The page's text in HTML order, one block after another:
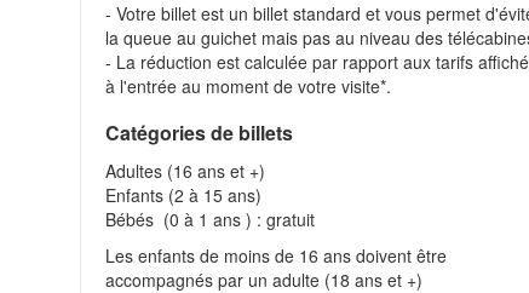
- Votre billet est un billet standard et vous permet
la queue au guichet mais pas au niveau des
- La réduction est calculée par rapport aux tarifs
à l'entrée au moment de votre visite*.
Catégories de billets
Adultes (16 ans et +)
Enfants (2 à 15 ans)
Bébés (0 à 1 ans ) : gratuit
Les enfants de moins de 16 ans doivent être
accompagnés par un adulte (18 ans et +)